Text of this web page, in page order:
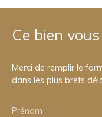
Ce bien
Merci de remplir le
dans les plus brefs
Prénom